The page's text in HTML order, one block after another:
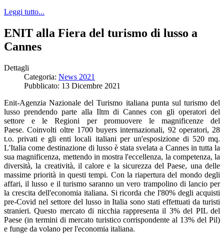
Leggi tutto...
ENIT alla Fiera del turismo di lusso a
Cannes
Dettagli
Categoria: News 2021
Pubblicato: 13 Dicembre 2021
Enit-Agenzia Nazionale del Turismo italiana punta sul turismo del
lusso prendendo parte alla Iltm di Cannes con gli operatori del
settore e le Regioni per promuovere le magnificenze del
Paese. Coinvolti oltre 1700 buyers internazionali, 92 operatori, 28
t.o. privati e gli enti locali italiani per un'esposizione di 520 mq.
L'Italia come destinazione di lusso è stata svelata a Cannes in tutta la
sua magnificenza, mettendo in mostra l'eccellenza, la competenza, la
diversità, la creatività, il calore e la sicurezza del Paese, una delle
massime priorità in questi tempi. Con la riapertura del mondo degli
affari, il lusso e il turismo saranno un vero trampolino di lancio per
la crescita dell'economia italiana. Si ricorda che l'80% degli acquisti
pre-Covid nel settore del lusso in Italia sono stati effettuati da turisti
stranieri. Questo mercato di nicchia rappresenta il 3% del PIL del
Paese (in termini di mercato turistico corrispondente al 13% del Pil)
e funge da volano per l'economia italiana.